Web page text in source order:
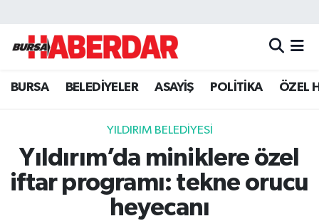
BURSA BELEDİYELER ASAYİŞ POLİTİKA ÖZEL
YILDIRIM BELEDİYESİ
Yıldırım’da miniklere özel
iftar programı: tekne orucu
heyecanı
Hava Durumu
Trafik Durumu
Süper Lig Puan Durumu ve Fikstür
Tüm Manşetler
Son Dakika Haberleri